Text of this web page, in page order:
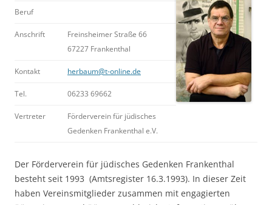
Beruf
Anschrift
Freinsheimer Straße 66
67227 Frankenthal
Kontakt herbaum@t-online.de
Tel. 06233 69662
Vertreter
Förderverein für jüdisches
Gedenken Frankenthal e.V.
Der Förderverein für jüdisches Gedenken Frankenthal
besteht seit 1993 (Amtsregister 16.3.1993). In dieser Zeit
haben Vereinsmitglieder zusammen mit engagierten